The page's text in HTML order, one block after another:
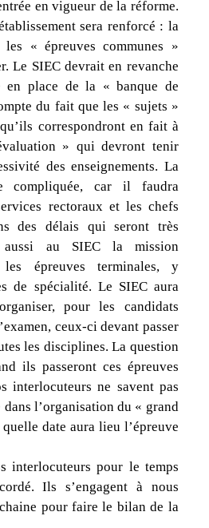
en vigueur de la réforme.
sera renforcé : la
les « épreuves communes »
Le SIEC devrait en revanche
en place de la « banque de
du fait que les « sujets »
correspondront en fait à
» qui devront tenir
des enseignements. La
compliquée, car il faudra
rectoraux et les chefs
des délais qui seront très
aussi au SIEC la mission
les épreuves terminales, y
de spécialité. Le SIEC aura
pour les candidats
ceux-ci devant passer
les disciplines. La question
ils passeront ces épreuves
interlocuteurs ne savent pas
l’organisation du « grand
date aura lieu l’épreuve
interlocuteurs pour le temps
Ils s’engagent à nous
pour faire le bilan de la